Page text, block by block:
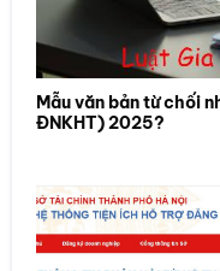
Mẫu văn bản từ chối
ĐNKHT) 2025?